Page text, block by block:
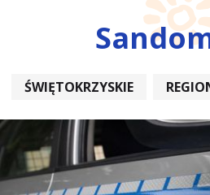
ŚWIĘTOKRZYSKIE